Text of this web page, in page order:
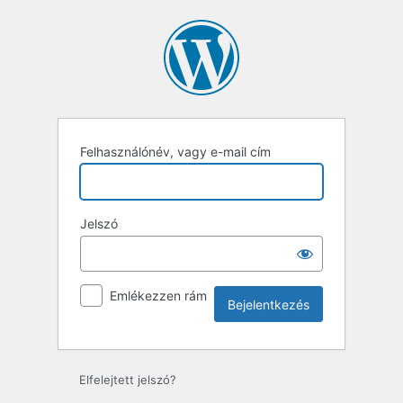
Felhasználónév, vagy e-mail cím
Jelszó
Emlékezzen rám
Elfelejtett jelszó?